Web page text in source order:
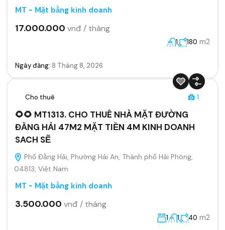
MT - Mặt bằng kinh doanh
17.000.000 vnđ / tháng
1 180 m2
Ngày đăng: 8 Tháng 8, 2026
Cho thuê 1
🌻🌻 MT1313. CHO THUÊ NHÀ MẶT ĐƯỜNG
ĐẰNG HẢI 47M2 MẶT TIỀN 4M KINH DOANH
SACH SẼ
Phố Đằng Hải, Phường Hải An, Thành phố Hải Phòng,
04813, Việt Nam
MT - Mặt bằng kinh doanh
3.500.000 vnđ / tháng
1 1 40 m2